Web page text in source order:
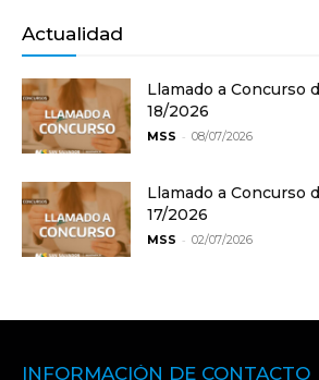
Actualidad
Llamado a Concurso
18/2026
MSS - 08/07/2026
Llamado a Concurso
17/2026
MSS - 02/07/2026
INFORMACIÓN DE CONTACTO